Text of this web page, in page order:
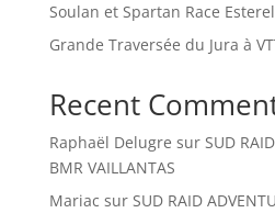
Soulan et Spartan Race
Grande Traversée du Jura à
Recent
Raphaël Delugre sur SUD
BMR VAILLANTAS
Mariac sur SUD RAID